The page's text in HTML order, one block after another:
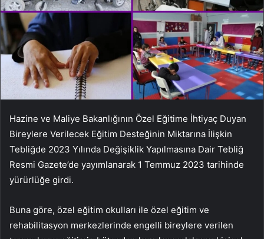
Hazine ve Maliye Bakanlığının Özel Eğitime İhtiyaç Duyan
Bireylere Verilecek Eğitim Desteğinin Miktarına İlişkin
Tebliğde 2023 Yılında Değişiklik Yapılmasına Dair Tebliğ
Resmi Gazete’de yayımlanarak 1 Temmuz 2023 tarihinde
yürürlüğe girdi.
Buna göre, özel eğitim okulları ile özel eğitim ve
rehabilitasyon merkezlerinde engelli bireylere verilen